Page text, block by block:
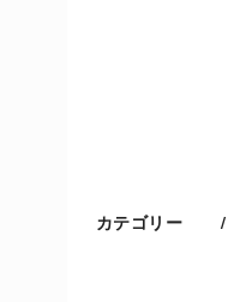
カテゴリー